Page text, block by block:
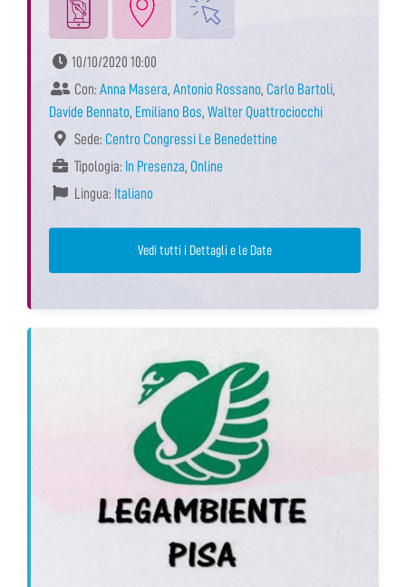
10/10/2020 10:00
Con: Anna Masera, Antonio Rossano, Carlo Bartoli,
Davide Bennato, Emiliano Bos, Walter Quattrociocchi
Sede: Centro Congressi Le Benedettine
Tipologia: In Presenza, Online
Lingua: Italiano
Vedi tutti i Dettagli e le Date